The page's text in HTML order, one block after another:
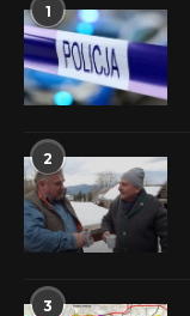
1
2
3